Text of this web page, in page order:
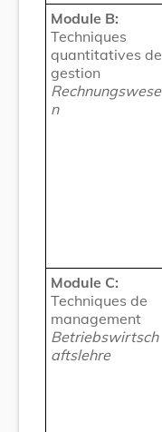
Module B:
Techniques
quantitatives de
gestion
Rechnungswese
n
Module C:
Techniques de
management
Betriebswirtsch
aftslehre